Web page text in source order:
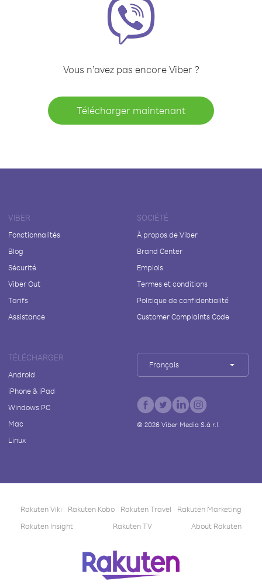
Vous n’avez pas encore Viber ?
Télécharger maintenant
VIBER
Fonctionnalités
Blog
Sécurité
Viber Out
Tarifs
Assistance
SOCIÉTÉ
À propos de Viber
Brand Center
Emplois
Termes et conditions
Politique de confidentialité
Customer Complaints Code
TÉLÉCHARGER
Android
iPhone & iPad
Windows PC
Mac
Linux
Français
© 2026Viber Media S.à r.l.
Rakuten Viki Rakuten Kobo Rakuten Travel
Rakuten Marketing
Rakuten Insight
Rakuten TV About Rakuten